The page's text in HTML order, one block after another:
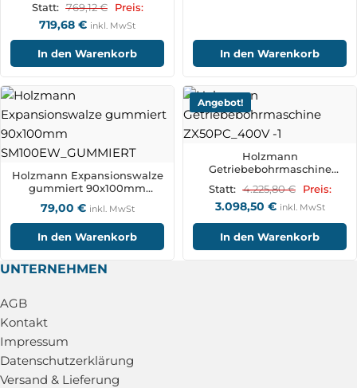
Statt: 769,12€ Preis:
719,68 € inkl. MwSt
In den Warenkorb In den Warenkorb
Holzmann Expansionswalze
gummiert 90x100mm
79,00 € inkl. MwSt
In den Warenkorb
Angebot!
Holzmann
Getriebebohrmaschine
Statt: 4.225,80€ Preis:
3.098,50 € inkl. MwSt
In den Warenkorb
UNTERNEHMEN
AGB
Kontakt
Impressum
Datenschutzerklärung
Versand & Lieferung